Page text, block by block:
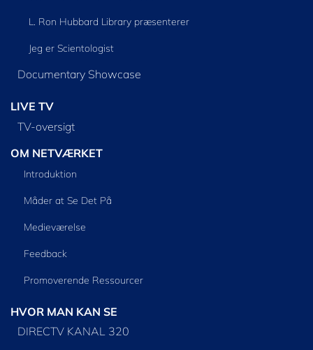
L. Ron Hubbard Library præsenterer
Jeg er Scientologist
Documentary Showcase
LIVE TV
TV-oversigt
OM NETVÆRKET
Introduktion
Måder at Se Det På
Medieværelse
Feedback
Promoverende Ressourcer
HVOR MAN KAN SE
DIRECTV KANAL 320